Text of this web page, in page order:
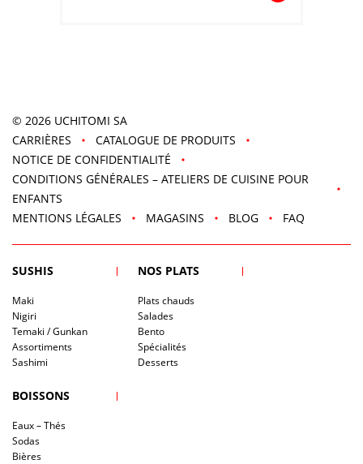
© 2026 UCHITOMI SA
CARRIÈRES
CATALOGUE DE PRODUITS
NOTICE DE CONFIDENTIALITÉ
CONDITIONS GÉNÉRALES – ATELIERS DE CUISINE POUR
ENFANTS
MENTIONS LÉGALES
MAGASINS BLOG FAQ
SUSHIS
Maki
Nigiri
Temaki / Gunkan
Assortiments
Sashimi
NOS PLATS
Plats chauds
Salades
Bento
Spécialités
Desserts
BOISSONS
Eaux – Thés
Sodas
Bières